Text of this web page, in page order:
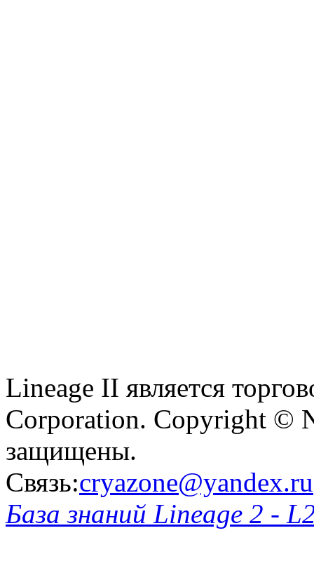
Lineage II является
Corporation. Copyright ©
защищены.
Связь:cryazone@yandex.ru
База знаний Lineage 2 -